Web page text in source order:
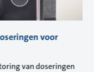
voor
van doseringen